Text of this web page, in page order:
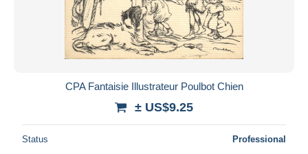
CPA Fantaisie Illustrateur Poulbot Chien
± US$9.25
Status Professional